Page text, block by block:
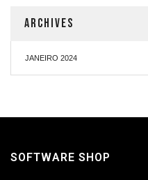
ARCHIVES
JANEIRO 2024
SOFTWARE SHOP